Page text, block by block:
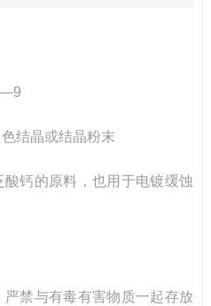
结晶或结晶粉末
钙的原料，也用于电镀缓蚀
禁与有毒有害物质一起存放